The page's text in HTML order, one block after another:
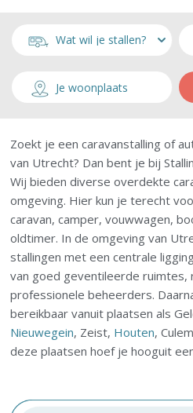
Zoekt je een caravanstalling of
van Utrecht? Dan bent je bij
Wij bieden diverse overdekte
omgeving. Hier kun je terecht
caravan, camper, vouwwagen,
oldtimer. In de omgeving van
stallingen met een centrale
van goed geventileerde ruimtes,
professionele beheerders.
bereikbaar vanuit plaatsen als
Nieuwegein, Zeist, Houten,
deze plaatsen hoef je hooguit